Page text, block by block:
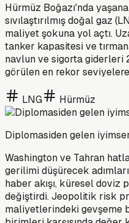
Hürmüz Boğazı'nda
sıvılaştırılmış doğal gaz
maliyet şokuna yol açtı.
tanker kapasitesi ve
navlun ve sigorta giderleri
görülen en rekor
LNG Hürmüz
Diplomasiden gelen
Washington ve Tahran
gerilimi düşürecek
haber akışı, küresel doviz
değiştirdi. Jeopolitik risk
maliyetlerindeki gevşeme